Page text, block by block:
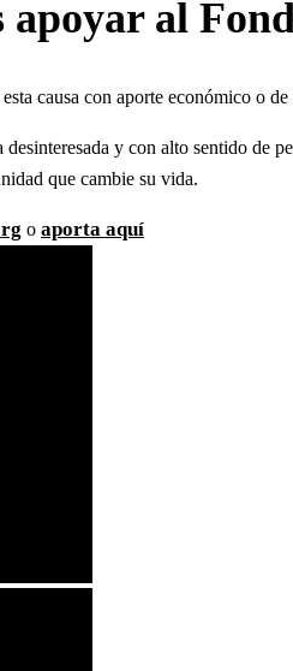
al
causa con aporte económico o de
y con alto sentido de
que cambie su vida.
o aporta aquí